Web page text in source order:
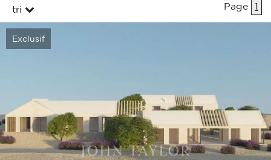
tri Page 1
Exclusif